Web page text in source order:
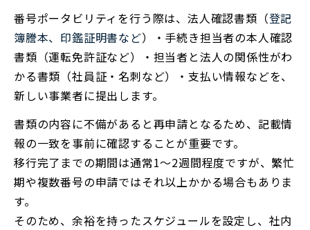
番号ポータビリティを行う際は、法人確認書類（登記
簿謄本、印鑑証明書など）・手続き担当者の本人確認
書類（運転免許証など）・担当者と法人の関係性がわ
かる書類（社員証・名刺など）・支払い情報などを、
新しい事業者に提出します。
書類の内容に不備があると再申請となるため、記載情
報の一致を事前に確認することが重要です。
移行完了までの期間は通常1〜2週間程度ですが、繁忙
期や複数番号の申請ではそれ以上かかる場合もありま
す。
そのため、余裕を持ったスケジュールを設定し、社内